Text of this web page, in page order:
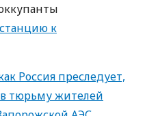
​​к
Россия преследует,
тюрьму жителей